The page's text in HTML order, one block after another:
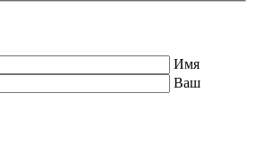
Имя
Ваш